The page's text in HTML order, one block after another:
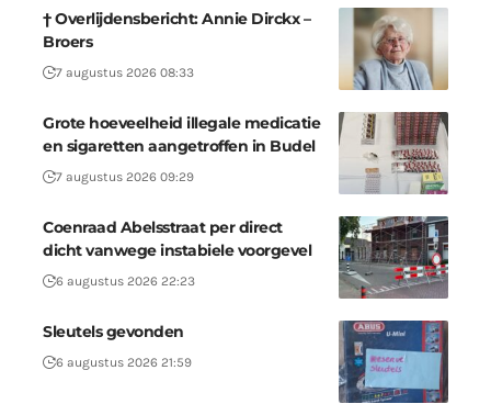
† Overlijdensbericht: Annie Dirckx –
Broers
7 augustus 2026 08:33
Grote hoeveelheid illegale medicatie
en sigaretten aangetroffen in Budel
7 augustus 2026 09:29
Coenraad Abelsstraat per direct
dicht vanwege instabiele voorgevel
6 augustus 2026 22:23
Sleutels gevonden
6 augustus 2026 21:59